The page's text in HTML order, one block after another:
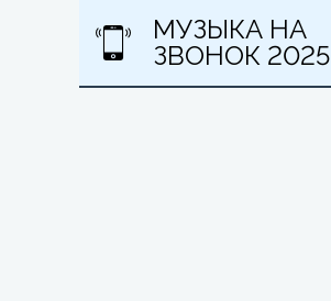
МУЗЫКА НА
ЗВОНОК 2025